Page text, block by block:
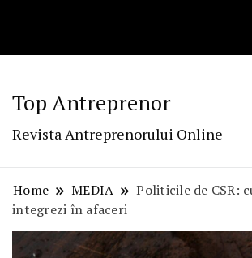
Top Antreprenor
Revista Antreprenorului Online
Home MEDIA
Politicile de CSR:
integrezi în afaceri